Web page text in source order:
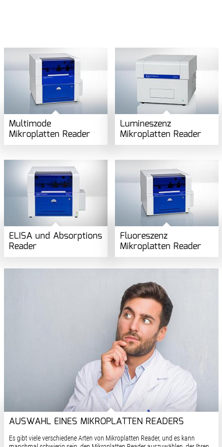
Multimode
Mikroplatten Reader
Lumineszenz
Mikroplatten Reader
ELISA und Absorptions
Reader
Fluoreszenz
Mikroplatten Reader
AUSWAHL EINES MIKROPLATTEN READERS
Es gibt viele verschiedene Arten von Mikroplatten Reader, und es kann